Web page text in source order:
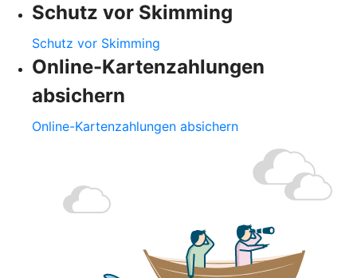
Schutz vor Skimming
Schutz vor Skimming
Online-Kartenzahlungen
absichern
Online-Kartenzahlungen absichern